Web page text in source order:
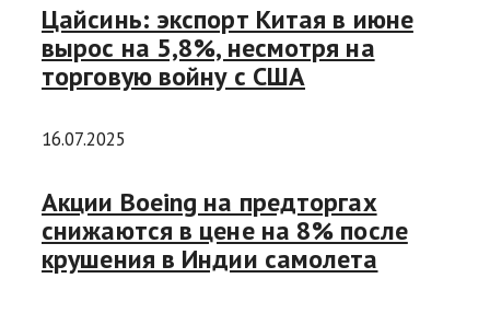
Цайсинь: экспорт Китая в июне
вырос на 5,8%, несмотря на
торговую войну с США
16.07.2025
Акции Boeing на предторгах
снижаются в цене на 8% после
крушения в Индии самолета